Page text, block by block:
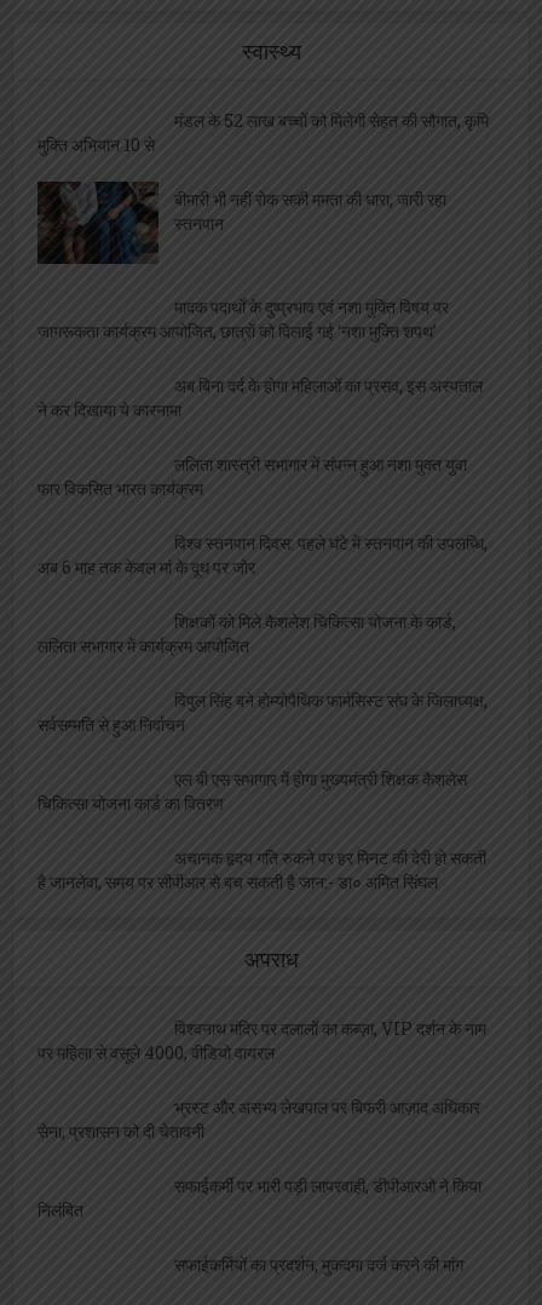
स्वास्थ्य
मंडल के 52 लाख बच्चों को मिलेगी सेहत की सौगात, कृमि
मुक्ति अभियान 10 से
बीमारी भी नहीं रोक सकी ममता की धारा, जारी रहा
स्तनपान
मादक पदार्थों के दुष्प्रभाव एवं नशा मुक्ति विषय पर
जागरूकता कार्यक्रम आयोजित, छात्रों को दिलाई गई ‘नशा मुक्ति शपथ’
अब बिना दर्द के होगा महिलाओं का प्रसव, इस अस्पताल
ने कर दिखाया ये कारनामा
ललिता शास्त्री सभागार में संपन्न हुआ नशा मुक्त युवा
फार विकसित भारत कार्यक्रम
विश्व स्तनपान दिवस: पहले घंटे में स्तनपान की उपलब्धि,
अब 6 माह तक केवल मां के दूध पर जोर
शिक्षकों को मिले कैशलेश चिकित्सा योजना के कार्ड,
ललिता सभागार में कार्यक्रम आयोजित
विपुल सिंह बने होम्योपैथिक फार्मसिस्ट संघ के जिलाध्यक्ष,
सर्वसम्मति से हुआ निर्वाचन
एल बी एस सभागार में होगा मुख्यमंत्री शिक्षक कैशलेस
चिकित्सा योजना कार्ड का वितरण
अचानक हृदय गति रुकने पर हर मिनट की देरी हो सकती
है जानलेवा, समय पर सीपीआर से बच सकती है जान:- डा० अमित सिंघल
अपराध
विश्वनाथ मंदिर पर दलालों का कब्ज़ा, VIP दर्शन के नाम
पर महिला से वसूले 4000, वीडियो वायरल
भ्रस्ट और असभ्य लेखपाल पर बिफरी आज़ाद अधिकार
सेना, प्रशासन को दी चेतावनी
सफाईकर्मी पर भारी पड़ी लापरवाही, डीपीआरओ ने किया
निलंबित
सफाईकर्मियों का प्रदर्शन, मुकदमा दर्ज करने की मांग